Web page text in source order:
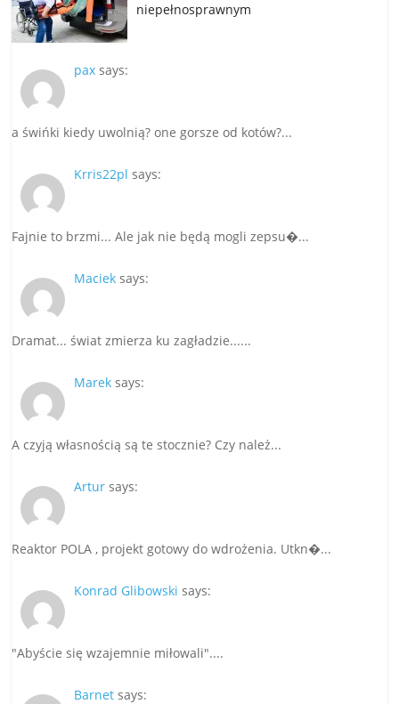
niepełnosprawnym
pax says:
a świńki kiedy uwolnią? one gorsze od kotów?...
Krris22pl says:
Fajnie to brzmi... Ale jak nie będą mogli zepsu�...
Maciek says:
Dramat... świat zmierza ku zagładzie......
Marek says:
A czyją własnością są te stocznie? Czy należ...
Artur says:
Reaktor POLA , projekt gotowy do wdrożenia. Utkn�...
Konrad Glibowski says:
"Abyście się wzajemnie miłowali"....
Barnet says: